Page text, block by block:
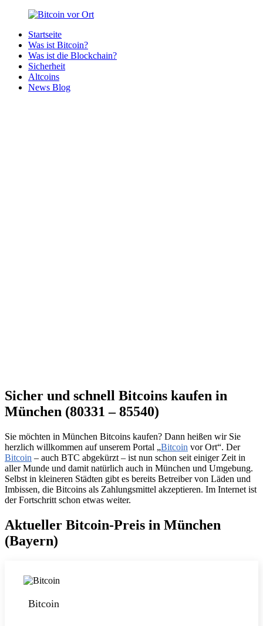
Zurück
Inhalt
Bitcoin
Bitcoins
deiner
Region
Startseite
Was ist Bitcoin?
Was ist die Blockchain?
Sicherheit
Altcoins
News Blog
Sicher und schnell Bitcoins kaufen in
München (80331 – 85540)
Sie möchten in München Bitcoins kaufen? Dann heißen wir Sie
herzlich willkommen auf unserem Portal „Bitcoin vor Ort“. Der
Bitcoin – auch BTC abgekürzt – ist nun schon seit einiger Zeit in
aller Munde und damit natürlich auch in München und Umgebung.
Selbst in kleineren Städten gibt es bereits Betreiber von Läden und
Imbissen, die Bitcoins als Zahlungsmittel akzeptieren. Im Internet ist
der Fortschritt schon etwas weiter.
Aktueller Bitcoin-Preis in München
(Bayern)
Bitcoin